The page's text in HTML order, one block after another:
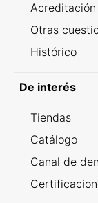
Otras
Histórico
De interés
Tiendas
Catálogo
Canal de